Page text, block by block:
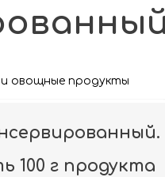
овощные продукты
100 г продукта